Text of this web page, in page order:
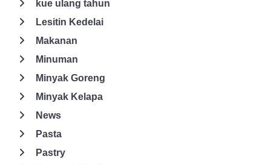
ada yang termasuk dalam bahan tambahan pangan yang
dilarang. Sebab, sudah terdaftar di BPOM RI dan mengantongi
Anda inginkan dan dijamin aman.
kue ulang tahun
Lesitin Kedelai
Makanan
Minuman
Minyak Goreng
Minyak Kelapa
News
Pasta
Pastry